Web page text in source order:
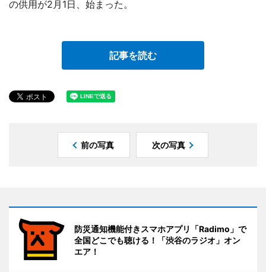
の供用が2月1日、始まった。
記事を読む
前の写真 次の写真
防災通知機能付きスマホアプリ「Radimo」で
全国どこでも聴ける！「渋谷のラジオ」オン
エア！